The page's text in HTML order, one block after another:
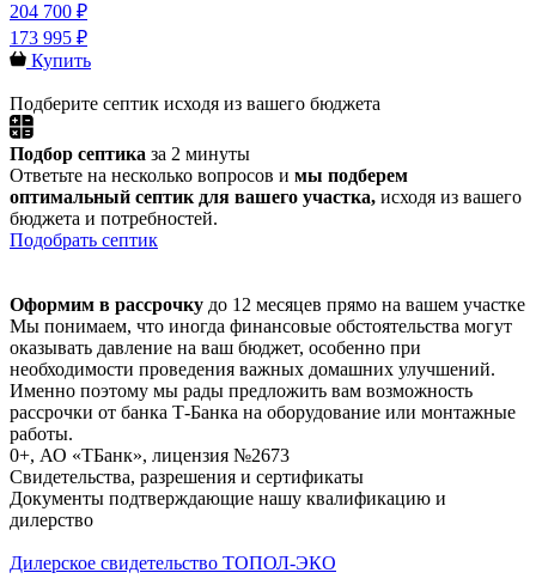
204 700 ₽
173 995 ₽
Купить
Подберите септик исходя из вашего бюджета
Подбор септика за 2 минуты
Ответьте на несколько вопросов и мы подберем
оптимальный септик для вашего участка, исходя из вашего
бюджета и потребностей.
Подобрать септик
Оформим в рассрочку до 12 месяцев прямо на вашем участке
Мы понимаем, что иногда финансовые обстоятельства могут
оказывать давление на ваш бюджет, особенно при
необходимости проведения важных домашних улучшений.
Именно поэтому мы рады предложить вам возможность
рассрочки от банка Т-Банка на оборудование или монтажные
работы.
0+, АО «ТБанк», лицензия №2673
Свидетельства, разрешения и сертификаты
Документы подтверждающие нашу квалификацию и
дилерство
Дилерское свидетельство ТОПОЛ-ЭКО